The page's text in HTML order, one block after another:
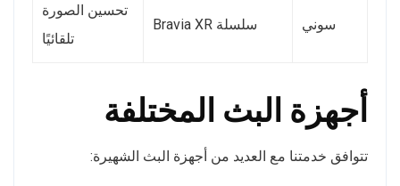
سوني سلسلة Bravia XR
تحسين الصورة
تلقائيًا
أجهزة البث المختلفة
تتوافق خدمتنا مع العديد من أجهزة البث الشهيرة: